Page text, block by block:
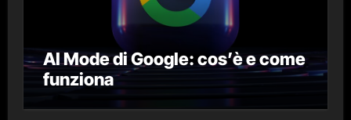
AI Mode di Google: cos’è e come
funziona